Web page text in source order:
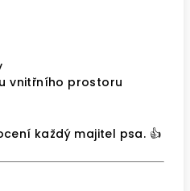
vnitřního prostoru
každý majitel psa. 👍